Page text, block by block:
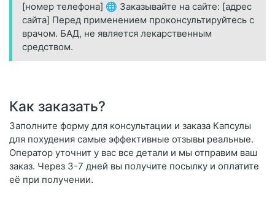
[номер телефона] 🌐 Заказывайте на сайте: [адрес
сайта] Перед применением проконсультируйтесь с
врачом. БАД, не является лекарственным
средством.
Как заказать?
Заполните форму для консультации и заказа Капсулы
для похудения самые эффективные отзывы реальные.
Оператор уточнит у вас все детали и мы отправим ваш
заказ. Через 3-7 дней вы получите посылку и оплатите
её при получении.